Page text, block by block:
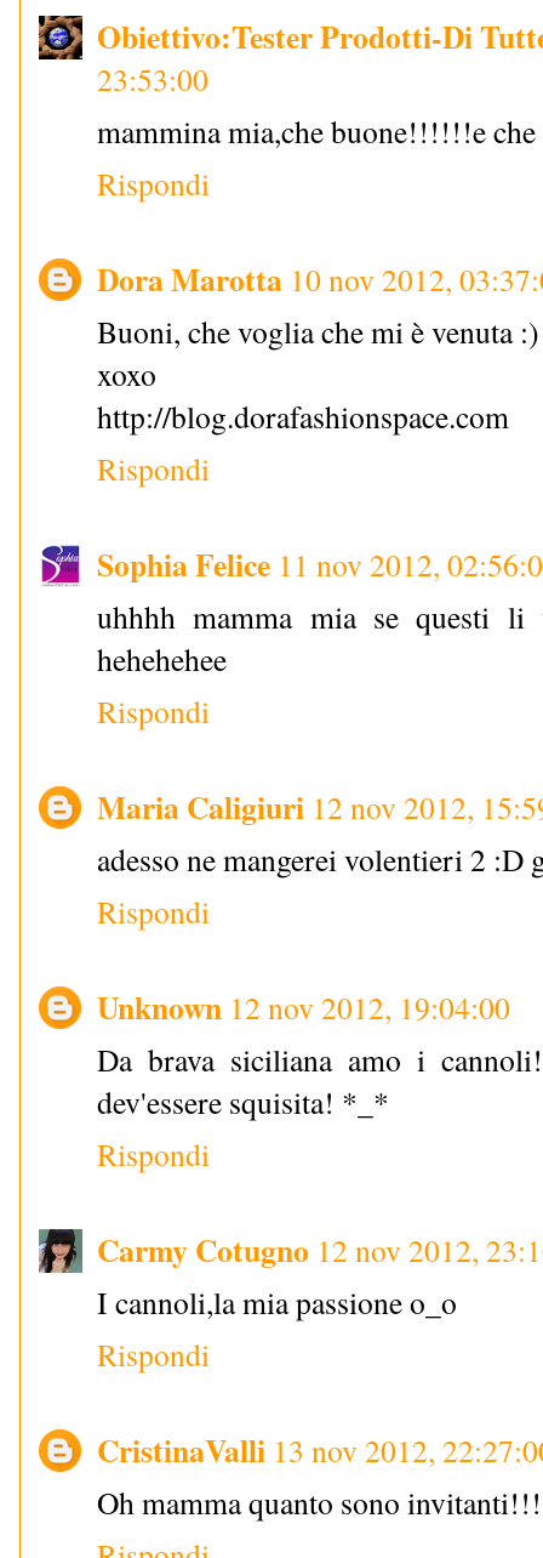
Obiettivo:Tester Prodotti-Di
23:53:00
mammina mia,che buone!!!!!!e
Rispondi
Dora Marotta 10 nov 2012,
Buoni, che voglia che mi è venuta :)
xoxo
http://blog.dorafashionspace.com
Rispondi
Sophia Felice 11 nov 2012,
uhhhh mamma mia se questi li
hehehehee
Rispondi
Maria Caligiuri 12 nov 2012,
adesso ne mangerei volentieri 2 :D
Rispondi
Unknown 12 nov 2012, 19:04:00
Da brava siciliana amo i
dev'essere squisita! *_*
Rispondi
Carmy Cotugno 12 nov 2012,
I cannoli,la mia passione o_o
Rispondi
CristinaValli 13 nov 2012,
Oh mamma quanto sono invitanti!!!